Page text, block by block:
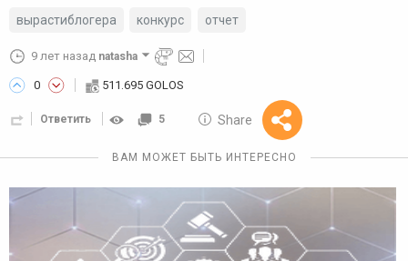
вырастиблогера конкурс отчет
9 лет назад natasha
0 511.695 GOLOS
Ответить 5 Share
Reward
10 GOLOS
ВАМ МОЖЕТ БЫТЬ ИНТЕРЕСНО